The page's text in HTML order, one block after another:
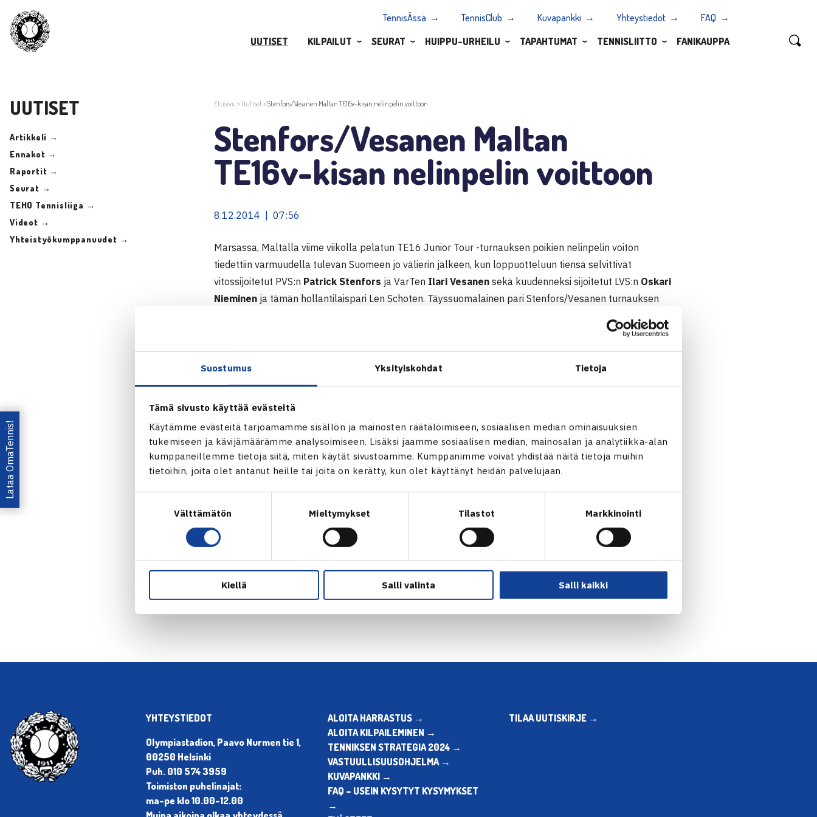
Suostumus Yksityiskohdat Tietoja
Tämä sivusto käyttää evästeitä
Käytämme evästeitä tarjoamamme sisällön ja mainosten räätälöimiseen, sosiaalisen median ominaisuuksien
tukemiseen ja kävijämäärämme analysoimiseen. Lisäksi jaamme sosiaalisen median, mainosalan ja analytiikka-alan
kumppaneillemme tietoja siitä, miten käytät sivustoamme. Kumppanimme voivat yhdistää näitä tietoja muihin
tietoihin, joita olet antanut heille tai joita on kerätty, kun olet käyttänyt heidän palvelujaan.
Välttämätön Mieltymykset Tilastot Markkinointi
Kiellä Salli valinta Salli kaikki
TennisÄssä TennisClub Kuvapankki Yhteystiedot
FAQ
UUTISET
KILPAILUT SEURAT HUIPPU-URHEILU TAPAHTUMAT TENNISLIITTO FANIKAUPPA
UUTISET
Artikkeli →
Ennakot →
Raportit →
Seurat →
TEHO Tennisliiga →
Videot →
Yhteistyökumppanuudet →
Etusivu > Uutiset>Stenfors/Vesanen Maltan TE16v-kisan nelinpelin voittoon
Stenfors/Vesanen Maltan
TE16v-kisan nelinpelin voittoon
8.12.2014 | 07:56
Marsassa, Maltalla viime viikolla pelatun TE16 Junior Tour -turnauksen poikien nelinpelin voiton
tiedettiin varmuudella tulevan Suomeen jo välierin jälkeen, kun loppuotteluun tiensä selvittivät
vitossijoitetut PVS:n Patrick Stenfors ja VarTen Ilari Vesanen sekä kuudenneksi sijoitetut LVS:n Oskari
Nieminen ja tämän hollantilaispari Len Schoten. Täyssuomalainen pari Stenfors/Vesanen turnauksen
29.11.-7.12.2014 Marsa, Malta
Poikien nelinpeli
Turnaus verkossa
Jaa:
Lataa OmaTennis!
YHTEYSTIEDOT
Olympiastadion, Paavo Nurmen tie 1,
00250 Helsinki
Puh. 010 574 3959
Toimiston puhelinajat:
ma-pe klo 10.00-12.00
ALOITA HARRASTUS →
ALOITA KILPAILEMINEN →
TENNIKSEN STRATEGIA 2024 →
VASTUULLISUUSOHJELMA →
KUVAPANKKI →
FAQ – USEIN KYSYTYT KYSYMYKSET
→
TILAA UUTISKIRJE →